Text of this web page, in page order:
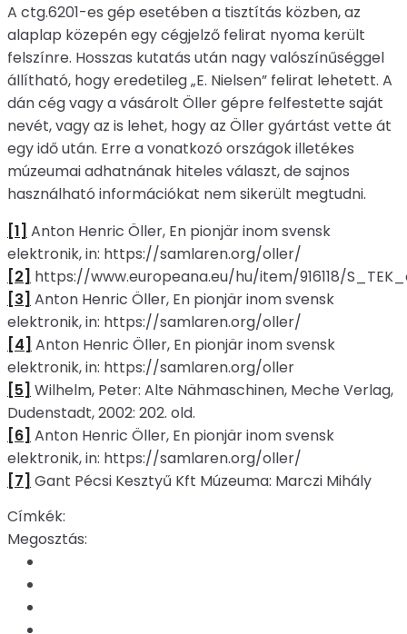
A ctg.6201-es gép esetében a tisztítás közben, az
alaplap közepén egy cégjelző felirat nyoma került
felszínre. Hosszas kutatás után nagy valószínűséggel
állítható, hogy eredetileg „E. Nielsen” felirat lehetett. A
dán cég vagy a vásárolt Öller gépre felfestette saját
nevét, vagy az is lehet, hogy az Öller gyártást vette át
egy idő után. Erre a vonatkozó országok illetékes
múzeumai adhatnának hiteles választ, de sajnos
használható információkat nem sikerült megtudni.
[1] Anton Henric Öller, En pionjär inom svensk
elektronik, in: https://samlaren.org/oller/
[2] https://www.europeana.eu/hu/item/916118/
[3] Anton Henric Öller, En pionjär inom svensk
elektronik, in: https://samlaren.org/oller/
[4] Anton Henric Öller, En pionjär inom svensk
elektronik, in: https://samlaren.org/oller
[5] Wilhelm, Peter: Alte Nähmaschinen, Meche Verlag,
Dudenstadt, 2002: 202. old.
[6] Anton Henric Öller, En pionjär inom svensk
elektronik, in: https://samlaren.org/oller/
[7] Gant Pécsi Kesztyű Kft Múzeuma: Marczi Mihály
Címkék:
Megosztás: